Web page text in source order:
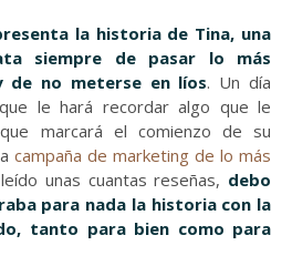
la historia de Tina, una
siempre de pasar lo más
de no meterse en líos. Un día
le hará recordar algo que le
marcará el comienzo de su
campaña de marketing de lo más
unas cuantas reseñas, debo
para nada la historia con la
tanto para bien como para